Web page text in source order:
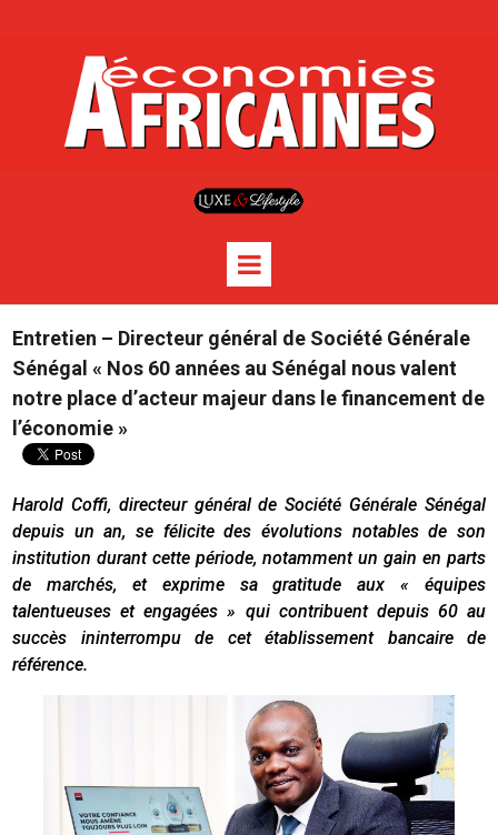
Entretien – Directeur général de Société Générale
Sénégal « Nos 60 années au Sénégal nous valent
notre place d’acteur majeur dans le financement de
l’économie »
Harold Coffi, directeur général de Société Générale Sénégal
depuis un an, se félicite des évolutions notables de son
institution durant cette période, notamment un gain en parts
de marchés, et exprime sa gratitude aux « équipes
talentueuses et engagées » qui contribuent depuis 60 au
succès ininterrompu de cet établissement bancaire de
référence.